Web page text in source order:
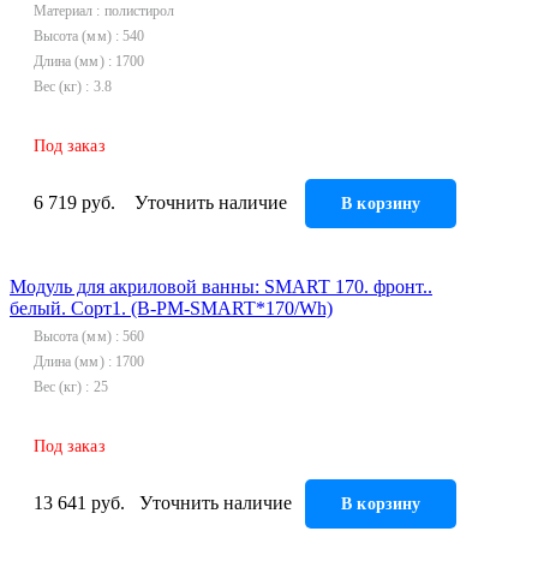
Материал
полистирол
Высота (мм)
540
Длина (мм)
1700
Вес (кг)
3.8
Под заказ
6 719 руб. Уточнить наличие В корзину
Модуль для акриловой ванны: SMART 170. фронт..
белый. Сорт1. (B-PM-SMART*170/Wh)
Высота (мм)
560
Длина (мм)
1700
Вес (кг)
25
Под заказ
13 641 руб. Уточнить наличие В корзину
Развернуть(1)
Герметик. клей. пена
Инструмент
Прокладки (Фум. лен. нить) и комплектующие